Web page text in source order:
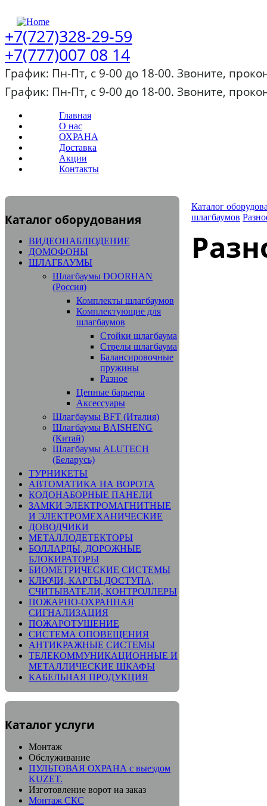
+7(727)328-29-59
+7(777)007 08 14
График: Пн-Пт, с 9-00 до 18-00. Звоните,
График: Пн-Пт, с 9-00 до 18-00. Звоните,
Главная
О нас
ОХРАНА
Доставка
Акции
Контакты
Каталог оборудования
ВИДЕОНАБЛЮДЕНИЕ
ДОМОФОНЫ
ШЛАГБАУМЫ
Шлагбаумы DOORHAN
(Россия)
Комплекты шлагбаумов
Комплектующие для
шлагбаумов
Стойки шлагбаума
Стрелы шлагбаума
Балансировочные
пружины
Разное
Цепные барьеры
Аксессуары
Шлагбаумы BFT (Италия)
Шлагбаумы BAISHENG
(Китай)
Шлагбаумы ALUTECH
(Беларусь)
ТУРНИКЕТЫ
АВТОМАТИКА НА ВОРОТА
КОДОНАБОРНЫЕ ПАНЕЛИ
ЗАМКИ ЭЛЕКТРОМАГНИТНЫЕ
И ЭЛЕКТРОМЕХАНИЧЕСКИЕ
ДОВОДЧИКИ
МЕТАЛЛОДЕТЕКТОРЫ
БОЛЛАРДЫ, ДОРОЖНЫЕ
БЛОКИРАТОРЫ
БИОМЕТРИЧЕСКИЕ СИСТЕМЫ
КЛЮЧИ, КАРТЫ ДОСТУПА,
СЧИТЫВАТЕЛИ, КОНТРОЛЛЕРЫ
ПОЖАРНО-ОХРАННАЯ
СИГНАЛИЗАЦИЯ
ПОЖАРОТУШЕНИЕ
СИСТЕМА ОПОВЕЩЕНИЯ
АНТИКРАЖНЫЕ СИСТЕМЫ
ТЕЛЕКОММУНИКАЦИОННЫЕ И
МЕТАЛЛИЧЕСКИЕ ШКАФЫ
КАБЕЛЬНАЯ ПРОДУКЦИЯ
Каталог услуги
Монтаж
Обслуживание
ПУЛЬТОВАЯ ОХРАНА с выездом
KUZET.
Изготовление ворот на заказ
Монтаж СКС
Каталог
шлагбаумов